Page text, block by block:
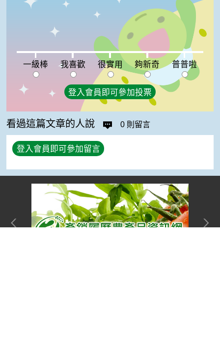
一級棒:0% 我喜歡:0% 很實用:0% 夠新奇:0%普普啦:0%
一級棒 我喜歡 很實用 夠新奇 普普啦
登入會員即可參加投票
看過這篇文章的人說 0 則留言
登入會員即可參加留言